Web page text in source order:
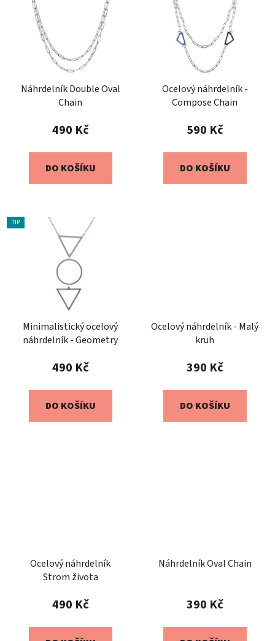
Náhrdelník Double Oval
Chain
490 Kč
DO KOŠÍKU
Ocelový náhrdelník -
Compose Chain
590 Kč
DO KOŠÍKU
TIP
Minimalistický ocelový
náhrdelník - Geometry
490 Kč
DO KOŠÍKU
Ocelový náhrdelník - Malý
kruh
390 Kč
DO KOŠÍKU
Ocelový náhrdelník
Strom života
490 Kč
Náhrdelník Oval Chain
390 Kč